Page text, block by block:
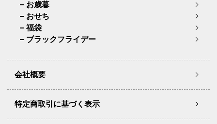
お歳暮
おせち
福袋
ブラックフライデー
会社概要
特定商取引に基づく表示